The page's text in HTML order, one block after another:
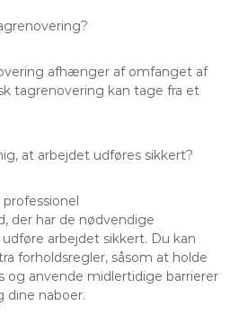
afhænger af omfanget af
tagrenovering kan tage fra et
at arbejdet udføres sikkert?
der har de nødvendige
arbejdet sikkert. Du kan
forholdsregler, såsom at holde
og anvende midlertidige barrierer
dine naboer.